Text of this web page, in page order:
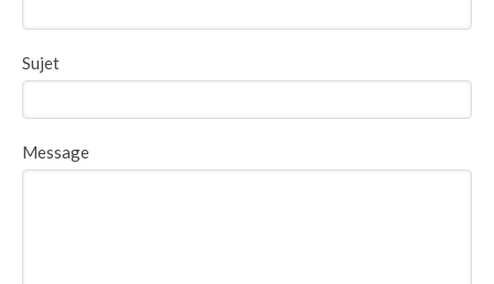
Sujet
Message